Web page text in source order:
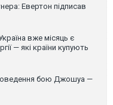
Евертон підписав
вже місяць є
— які країни купують
бою Джошуа —